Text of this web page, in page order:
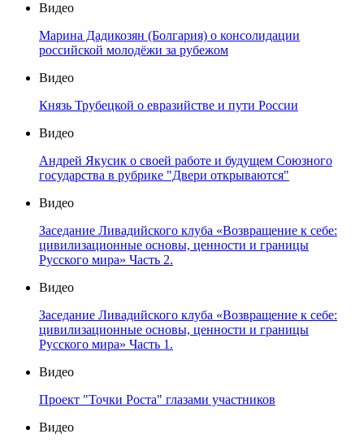
Видео
Марина Дадикозян (Болгария) о консолидации
российской молодёжи за рубежом
Видео
Князь Трубецкой о евразийстве и пути России
Видео
Андрей Якусик о своей работе и будущем Союзного
государства в рубрике "Двери открываются"
Видео
Заседание Ливадийского клуба «Возвращение к себе:
цивилизационные основы, ценности и границы
Русского мира» Часть 2.
Видео
Заседание Ливадийского клуба «Возвращение к себе:
цивилизационные основы, ценности и границы
Русского мира» Часть 1.
Видео
Проект "Точки Роста" глазами участников
Видео